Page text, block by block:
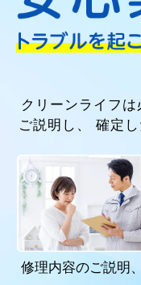
クリーンライフ
ご説明し、
確定
修理内容のご説明、